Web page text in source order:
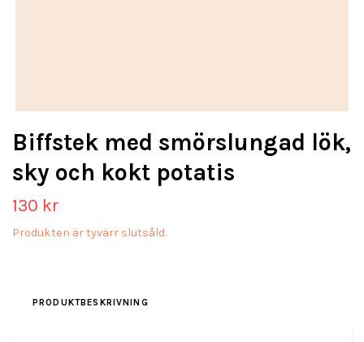
Biffstek med smörslungad lök,
sky och kokt potatis
130 kr
Produkten är tyvärr slutsåld.
PRODUKTBESKRIVNING